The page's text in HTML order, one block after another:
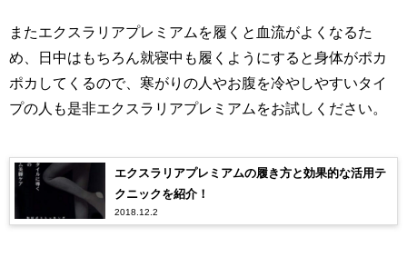
また エクスラリアプレミアムを履くと血流がよくなるた
め、日中はもちろん就寝中も履くようにすると身体がポカ
ポカしてくるので、寒がりの人やお腹を冷やしやすいタイ
プの人も是非エクスラリアプレミアムをお試しください
エクスラリアプレミアムの履き方と効果的な活用テ
クニックを紹介！
2018.12.2